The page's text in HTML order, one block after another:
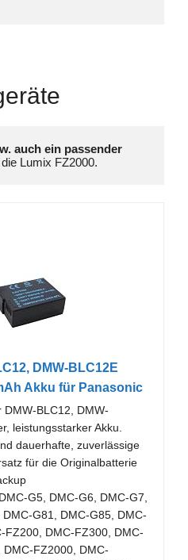
auch ein passender
Lumix FZ2000.
DMW-BLC12E
Akku für Panasonic
DMW-BLC12, DMW-
leistungsstarker Akku.
dauerhafte, zuverlässige
für die Originalbatterie
G5, DMC-G6, DMC-G7,
G81, DMC-G85, DMC-
FZ200, DMC-FZ300, DMC-
FZ2000, DMC-